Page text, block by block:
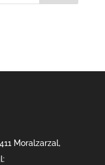
Moralzarzal,